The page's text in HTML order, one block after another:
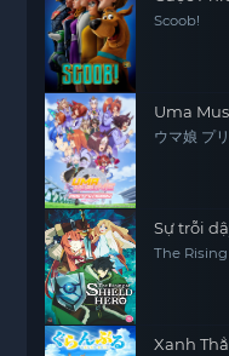
Scoob!
Uma
ウマ娘 プ
Sự trỗi
The
Xanh